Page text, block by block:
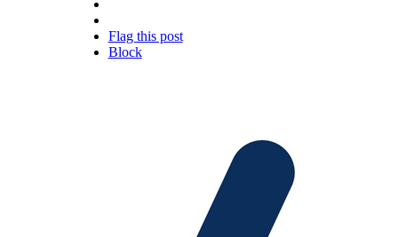
Flag this post
Block